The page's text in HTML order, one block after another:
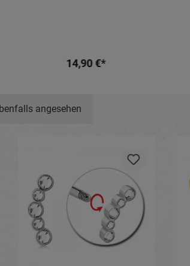
14,90 €*
angesehen